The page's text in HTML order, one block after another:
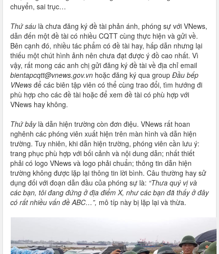
chuyển, sai trục…
Thứ sáu là chưa đăng ký đề tài phản ánh, phóng sự với VNews,
dẫn đến một đề tài có nhiều CQTT cùng thực hiện và gửi về.
Bên cạnh đó, nhiều tác phẩm có đề tài hay, hấp dẫn nhưng lại
thiếu một chút hình ảnh nên chưa đạt được ý đồ cao nhất. Vì
vậy, rất mong các anh chị gửi đăng ký đề tài về địa chỉ email
bientapcqtt@vnews.gov.vn hoặc đăng ký qua group Đầu bếp
VNews để các biên tập viên có thể cùng trao đổi, tìm hướng đi
phù hợp cho các đề tài hoặc để xem đề tài có phù hợp với
VNews hay không.
Thứ bảy là dẫn hiện trường còn đơn điệu. VNews rất hoan
nghênh các phóng viên xuất hiện trên màn hình và dẫn hiện
trường. Tuy nhiên, khi dẫn hiện trường, phóng viên cần lưu ý:
trang phục phù hợp với bối cảnh và nội dung dẫn; nhất thiết
phải có logo VNews và logo phải chuẩn; thông tin dẫn hiện
trường không được lặp lại thông tin lời bình. Câu thường hay sử
dụng đối với đoạn dẫn đầu của phóng sự là: “Thưa quý vị và
các bạn, tôi đang đứng ở địa điểm X, như các bạn đã thấy ở đây
có rất nhiều vấn đề ABC…”, mô típ này bị lặp lại và thừa.